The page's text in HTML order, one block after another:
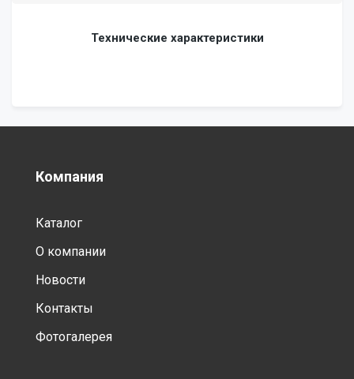
Технические характеристики
Компания
Каталог
О компании
Новости
Контакты
Фотогалерея